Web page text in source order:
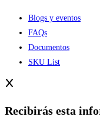
Blogs y eventos
FAQs
Documentos
SKU List
Recibirás esta